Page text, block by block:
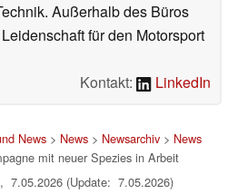
Außerhalb des Büros
für den Motorsport
Kontakt:
LinkedIn
News> News> Newsarchiv> News
mit neuer Spezies in Arbeit
7.05.2026 (Update: 7.05.2026)